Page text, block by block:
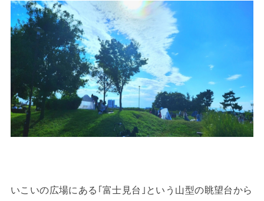
いこいの広場にある｢富士見台｣という山型の眺望台から